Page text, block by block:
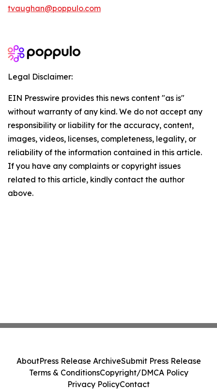
tvaughan@poppulo.com
Legal Disclaimer:
EIN Presswire provides this news content "as is"
without warranty of any kind. We do not accept any
responsibility or liability for the accuracy, content,
images, videos, licenses, completeness, legality, or
reliability of the information contained in this article.
If you have any complaints or copyright issues
related to this article, kindly contact the author
above.
AboutPress Release ArchiveSubmit Press Release
Terms & ConditionsCopyright/DMCA Policy
Privacy PolicyContact